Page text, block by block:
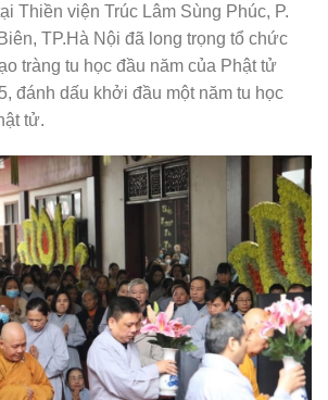
Thiền viện Trúc Lâm Sùng Phúc, P.
TP.Hà Nội đã long trọng tổ chức
tràng tu học đầu năm của Phật tử
đánh dấu khởi đầu một năm tu học
tử.